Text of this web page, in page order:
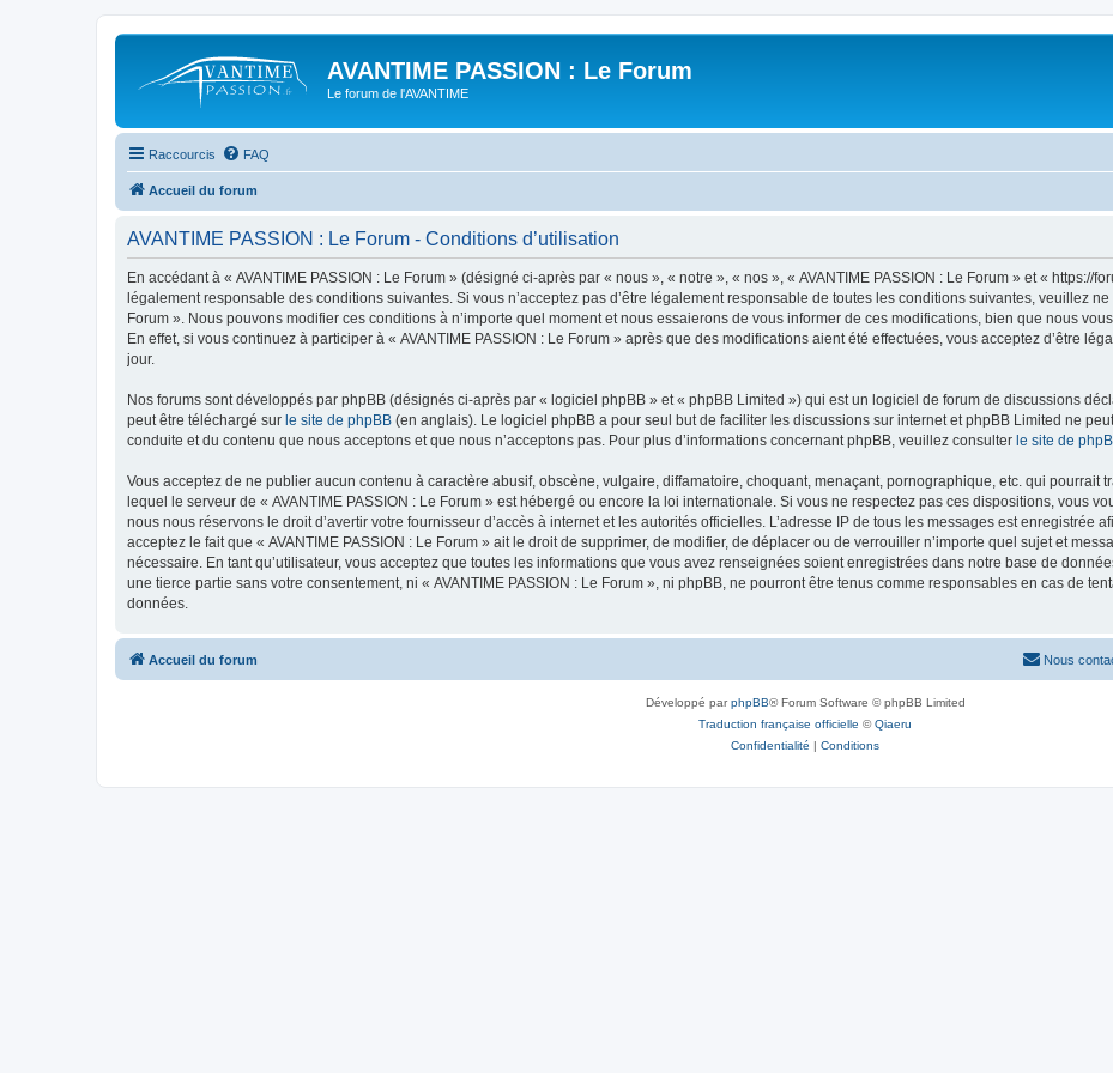
AVANTIME PASSION : Le Forum
Le forum de l'AVANTIME
Raccourcis FAQ
Accueil du forum
AVANTIME PASSION : Le Forum - Conditions d’utilisation
En accédant à « AVANTIME PASSION : Le Forum » (désigné ci-après par « nous », « notre », « nos », « AVANTIME PASSION : Le Forum » et « https://
légalement responsable des conditions suivantes. Si vous n’acceptez pas d’être légalement responsable de toutes les conditions suivantes, veuillez
Forum ». Nous pouvons modifier ces conditions à n’importe quel moment et nous essaierons de vous informer de ces modifications, bien que nous
En effet, si vous continuez à participer à « AVANTIME PASSION : Le Forum » après que des modifications aient été effectuées, vous acceptez d’être
jour.
Nos forums sont développés par phpBB (désignés ci-après par « logiciel phpBB » et « phpBB Limited ») qui est un logiciel de forum de discussions
peut être téléchargé sur le site de phpBB (en anglais). Le logiciel phpBB a pour seul but de faciliter les discussions sur internet et phpBB Limited ne
conduite et du contenu que nous acceptons et que nous n’acceptons pas. Pour plus d’informations concernant phpBB, veuillez consulter le site de
Vous acceptez de ne publier aucun contenu à caractère abusif, obscène, vulgaire, diffamatoire, choquant, menaçant, pornographique, etc. qui pourrait
lequel le serveur de « AVANTIME PASSION : Le Forum » est hébergé ou encore la loi internationale. Si vous ne respectez pas ces dispositions, vous
nous nous réservons le droit d’avertir votre fournisseur d’accès à internet et les autorités officielles. L’adresse IP de tous les messages est enregistrée
acceptez le fait que « AVANTIME PASSION : Le Forum » ait le droit de supprimer, de modifier, de déplacer ou de verrouiller n’importe quel sujet et
nécessaire. En tant qu’utilisateur, vous acceptez que toutes les informations que vous avez renseignées soient enregistrées dans notre base de
une tierce partie sans votre consentement, ni « AVANTIME PASSION : Le Forum », ni phpBB, ne pourront être tenus comme responsables en cas de
données.
Accueil du forum Nous
Développé parphpBB® Forum Software © phpBB Limited
Traduction française officielle ©Qiaeru
Confidentialité | Conditions